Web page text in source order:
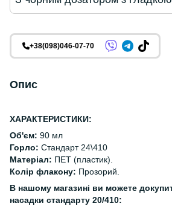
+38(098)046-07-70
Опис
ХАРАКТЕРИСТИКИ:
Об'єм: 90 мл
Горло: Стандарт 24\410
Матеріал: ПЕТ (пластик).
Колір флакону: Прозорий.
В нашому магазині ви можете
насадки стандарту 20/410: